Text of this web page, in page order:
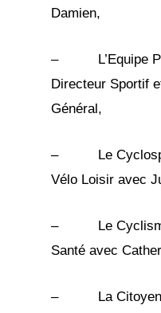
Damien,
– L’Equipe
Directeur Sportif
Général,
– Le
Vélo Loisir avec
– Le Cyclisme
Santé avec
– La